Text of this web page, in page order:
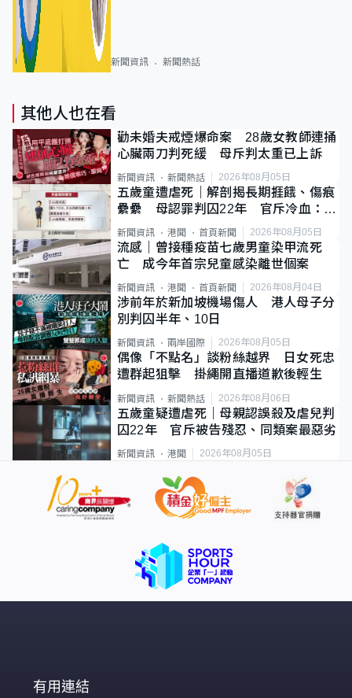
新聞資訊 新聞熱話
其他人也在看
勸未婚夫戒煙爆命案 28歲女教師連捅
心臟兩刀判死緩 母斥判太重已上訴
新聞資訊 新聞熱話 2026年08月05日
五歲童遭虐死｜解剖揭長期捱餓、傷痕
纍纍 母認罪判囚22年 官斥冷血：同
類案最惡劣
新聞資訊 港聞 首頁新聞 2026年08月05日
流感｜曾接種疫苗七歲男童染甲流死
亡 成今年首宗兒童感染離世個案
新聞資訊 港聞 首頁新聞 2026年08月04日
涉前年於新加坡機場傷人 港人母子分
別判囚半年、10日
新聞資訊 兩岸國際 2026年08月05日
偶像「不點名」談粉絲越界 日女死忠
遭群起狙擊 掛繩開直播道歉後輕生
新聞資訊 新聞熱話 2026年08月06日
五歲童疑遭虐死｜母親認誤殺及虐兒判
囚22年 官斥被告殘忍、同類案最惡劣
新聞資訊 港聞 2026年08月05日
有用連結